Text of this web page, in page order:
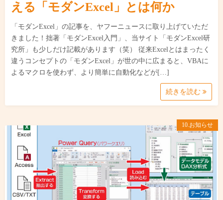
える「モダンExcel」とは何か
「モダンExcel」の記事を、ヤフーニュースに取り上げていただ
きました！拙著「モダンExcel入門」、当サイト「モダンExcel研
究所」も少しだけ記載があります（笑） 従来Excelとはまったく
違うコンセプトの「モダンExcel」が世の中に広まると、VBAに
よるマクロを使わず、より簡単に自動化などが[…]
続きを読む
10.お知らせ